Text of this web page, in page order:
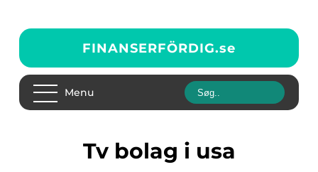
FINANSERFÖRDIG.se
Menu
tv bolag i usa